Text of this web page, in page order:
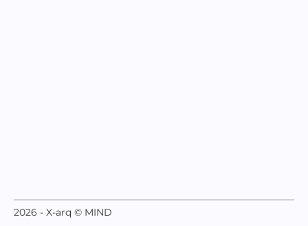
2026 - X-arq © MIND